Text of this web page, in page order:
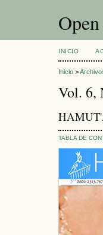
INICIO
Inicio >
Vol. 6,
TABLA DE